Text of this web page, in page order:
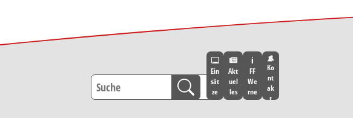
Ein
sät
ze
Akt
uel
les
FF
We
rne
Ko
nt
ak
t